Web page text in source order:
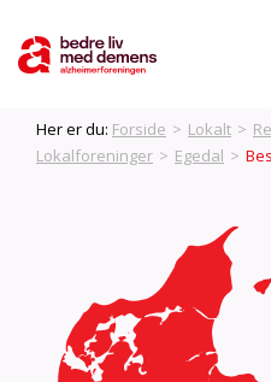
Her er du: Forside > Lokalt >
Lokalforeninger > Egedal >